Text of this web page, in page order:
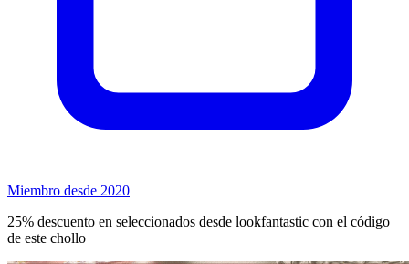
Miembro desde 2020
25% descuento en seleccionados desde lookfantastic con el código
de este chollo